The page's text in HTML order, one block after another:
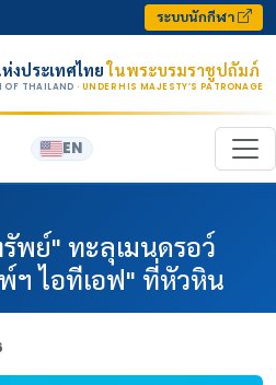
ระบบนักกีฬา
งประเทศไทยในพระบรมราชูปถัมภ์
OF THAILAND · UNDER HIS MAJESTY’S PATRONAGE
EN
พย์" ทะลุเมนดรอว์
ฯ ไอทีเอฟ" ที่หัวหิน